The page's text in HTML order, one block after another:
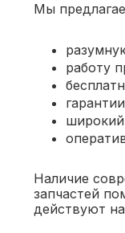
Мы
работу
Наличие
запчастей
действуют